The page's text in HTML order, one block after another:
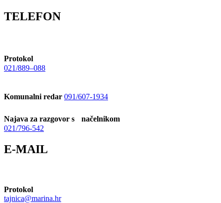
TELEFON
Protokol
021/889–088
Komunalni redar 091/607-1934
Najava za razgovor s načelnikom
021/796-542
E-MAIL
Protokol
tajnica@marina.hr